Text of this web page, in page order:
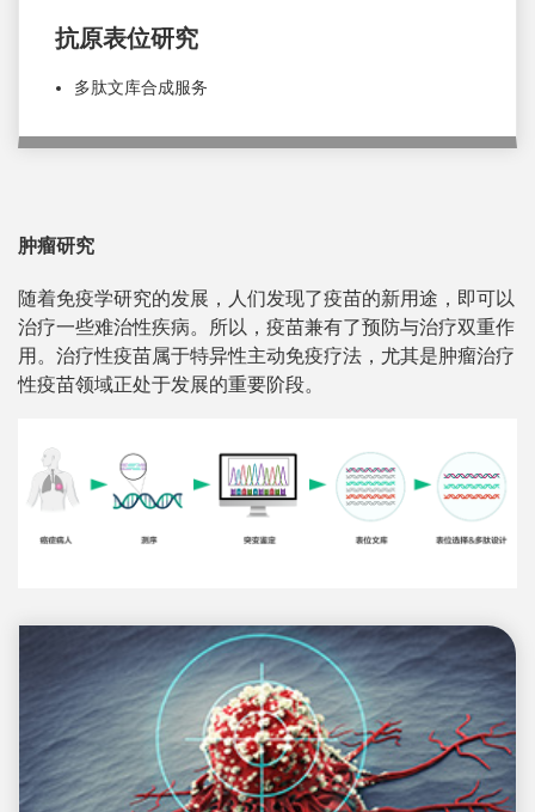
抗原表位研究
多肽文库合成服务
肿瘤研究
随着免疫学研究的发展，人们发现了疫苗的新用途，即可以
治疗一些难治性疾病。所以，疫苗兼有了预防与治疗双重作
用。治疗性疫苗属于特异性主动免疫疗法，尤其是肿瘤治疗
性疫苗领域正处于发展的重要阶段。